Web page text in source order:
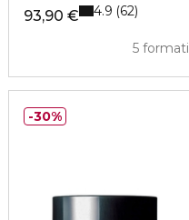
93,90 €
5 formati
4.9 62
30%